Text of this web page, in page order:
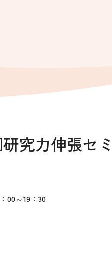
究力伸張セ
00～19：30